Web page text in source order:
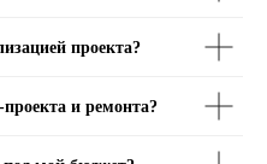
проекта?
и ремонта?